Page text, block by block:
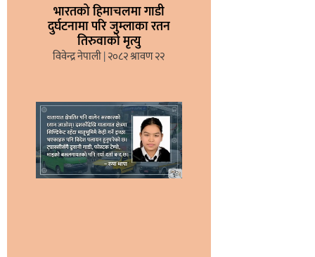
भारतको हिमाचलमा गाडी
दुर्घटनामा परि जुम्लाका रतन
तिरुवाको मृत्यु
विवेन्द्र नेपाली २०८२ श्रावण २२